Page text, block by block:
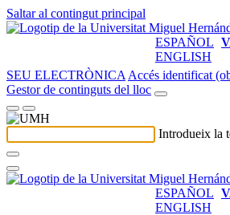
Saltar al contingut principal
ESPAÑOL
ENGLISH
SEU ELECTRÒNICA Accés identificat
Gestor de continguts del lloc
Introdueix la
ESPAÑOL
ENGLISH